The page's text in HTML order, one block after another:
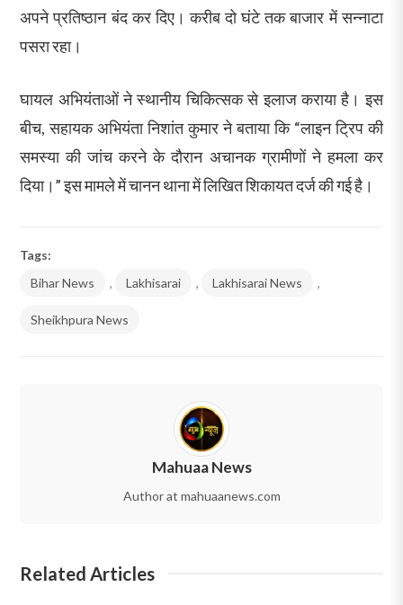
अपने प्रतिष्ठान बंद कर दिए। करीब दो घंटे तक बाजार में सन्नाटा
पसरा रहा।
घायल अभियंताओं ने स्थानीय चिकित्सक से इलाज कराया है। इस
बीच, सहायक अभियंता निशांत कुमार ने बताया कि “लाइन ट्रिप की
समस्या की जांच करने के दौरान अचानक ग्रामीणों ने हमला कर
दिया।” इस मामले में चानन थाना में लिखित शिकायत दर्ज की गई है।
Tags:
Bihar News
, Lakhisarai , Lakhisarai News ,
Sheikhpura News
Mahuaa News
Author at mahuaanews.com
Related Articles